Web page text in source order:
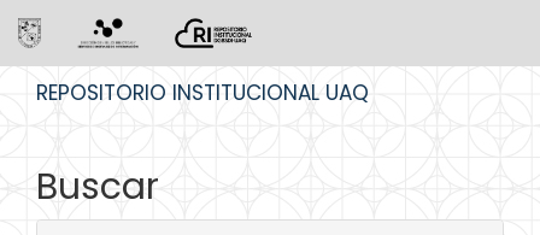
REPOSITORIO INSTITUCIONAL UAQ
Buscar